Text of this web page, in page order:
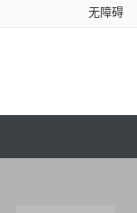
无障碍